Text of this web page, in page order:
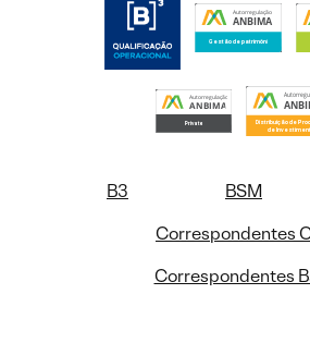
B3 BSM
Correspondentes
Correspondentes